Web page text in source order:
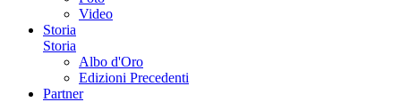
Video
Storia
Storia
Albo d'Oro
Edizioni Precedenti
Partner